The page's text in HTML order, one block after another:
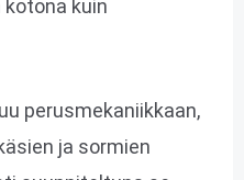
kuin
perusmekaniikkaan,
ja sormien